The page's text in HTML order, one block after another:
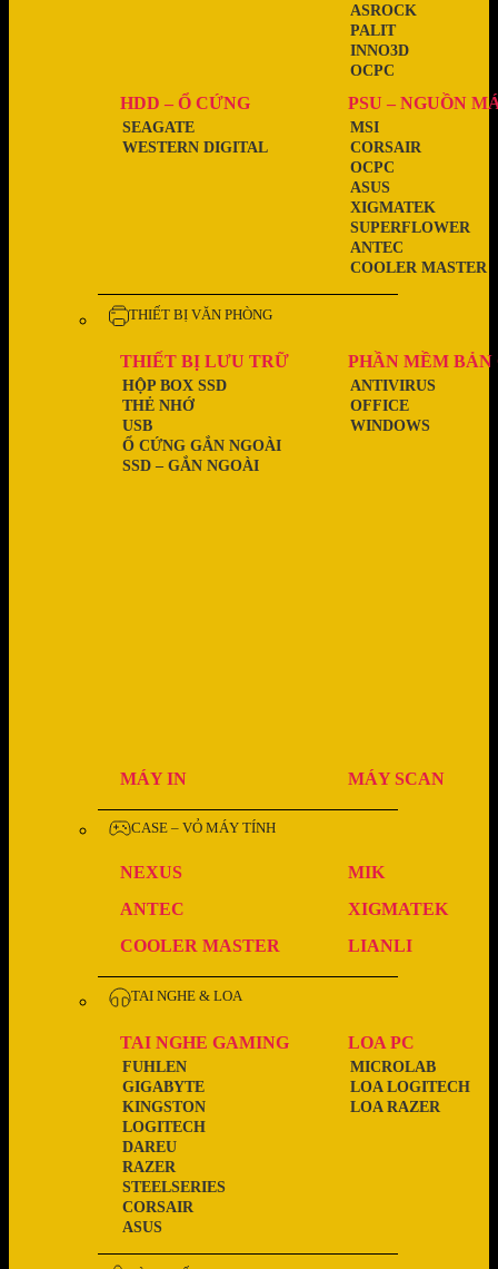
OCPC
INNO3D
PALIT
ASROCK
HDD – Ổ CỨNG
WESTERN DIGITAL
SEAGATE
PSU – NGUỒN
COOLER MASTER
ANTEC
SUPERFLOWER
XIGMATEK
ASUS
OCPC
CORSAIR
MSI
THIẾT BỊ VĂN PHÒNG
THIẾT BỊ LƯU TRỮ
SSD – GẮN NGOÀI
Ổ CỨNG GẮN NGOÀI
USB
THẺ NHỚ
HỘP BOX SSD
PHẦN MỀM BẢN
WINDOWS
OFFICE
ANTIVIRUS
MÁY IN MÁY SCAN
CASE – VỎ MÁY TÍNH
NEXUS
MIK
ANTEC
XIGMATEK
COOLER MASTER
LIANLI
TAI NGHE & LOA
TAI NGHE GAMING
ASUS
CORSAIR
STEELSERIES
RAZER
DAREU
LOGITECH
KINGSTON
GIGABYTE
FUHLEN
LOA PC
LOA RAZER
LOA LOGITECH
MICROLAB